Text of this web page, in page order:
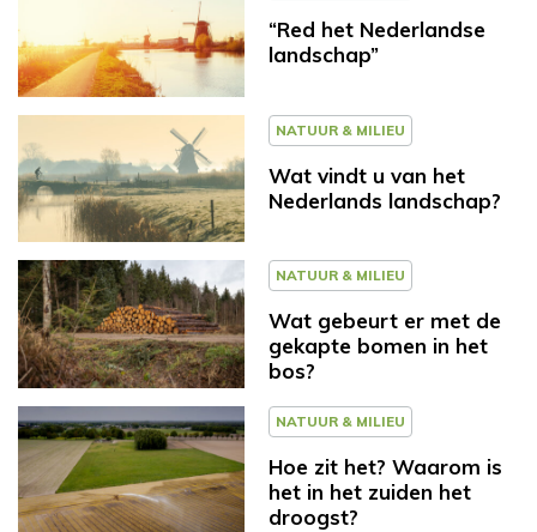
“Red het Nederlandse
landschap”
NATUUR & MILIEU
Wat vindt u van het
Nederlands landschap?
NATUUR & MILIEU
Wat gebeurt er met de
gekapte bomen in het
bos?
NATUUR & MILIEU
Hoe zit het? Waarom is
het in het zuiden het
droogst?